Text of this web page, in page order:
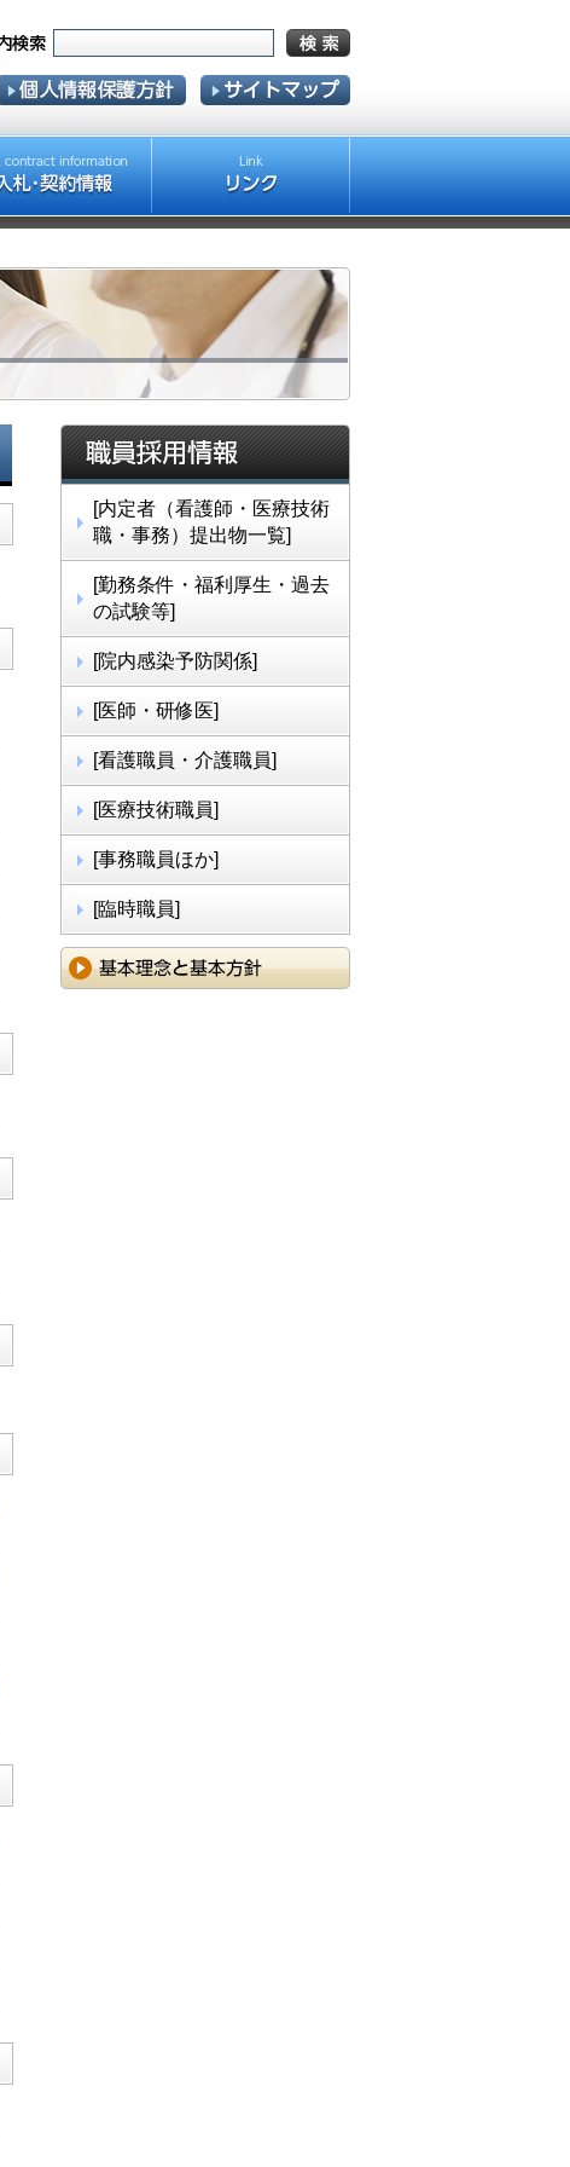
[内定者（看護師・医療技術
職・事務）提出物一覧]
[勤務条件・福利厚生・過去
の試験等]
[院内感染予防関係]
[医師・研修医]
[看護職員・介護職員]
[医療技術職員]
[事務職員ほか]
[臨時職員]